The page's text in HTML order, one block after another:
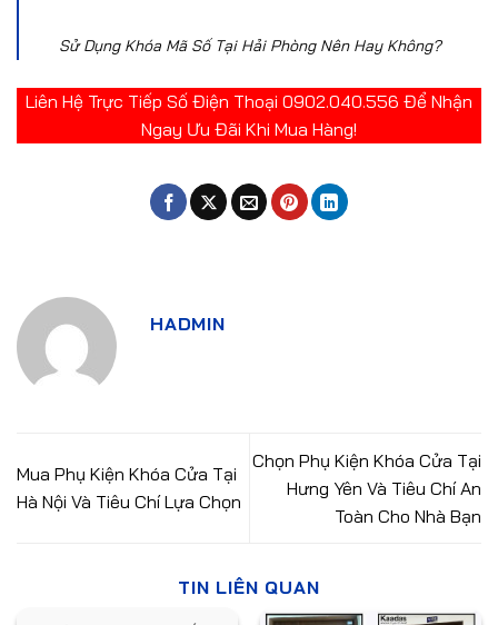
Sử Dụng Khóa Mã Số Tại Hải Phòng Nên Hay Không?
Liên Hệ Trực Tiếp Số Điện Thoại 0902.040.556 Để Nhận
Ngay Ưu Đãi Khi Mua Hàng!
HADMIN
Mua Phụ Kiện Khóa Cửa Tại
Hà Nội Và Tiêu Chí Lựa Chọn
Chọn Phụ Kiện Khóa Cửa Tại
Hưng Yên Và Tiêu Chí An
Toàn Cho Nhà Bạn
TIN LIÊN QUAN